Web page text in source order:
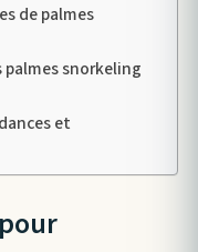
de palmes
snorkeling
et